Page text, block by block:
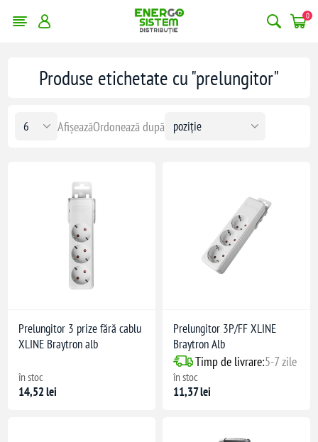
0
Produse etichetate cu "prelungitor"
Ordonează după
Afișează
Prelungitor 3 prize fără cablu
XLINE Braytron alb
în stoc
14,52 lei
Prelungitor 3P/FF XLINE
Braytron Alb
Timp de livrare:5-7 zile
în stoc
11,37 lei